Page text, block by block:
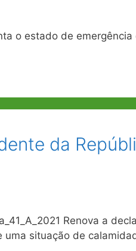
o estado de
da
Renova a
situação de